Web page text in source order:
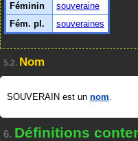
Féminin
souveraine
Fém. pl.
souveraines
5.2. Nom
SOUVERAIN est un nom.
6. Définitions